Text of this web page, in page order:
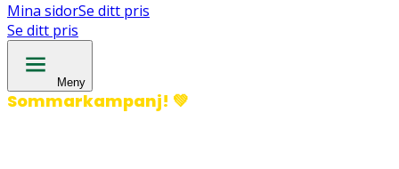
Mina sidorSe ditt pris
Se ditt pris
Meny
Sommarkampanj! 💚